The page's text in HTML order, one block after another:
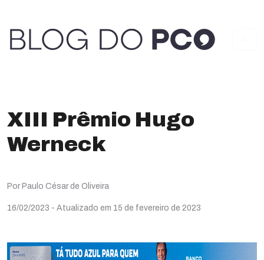
XIII Prêmio Hugo
Werneck
Por Paulo César de Oliveira
16/02/2023 - Atualizado em 15 de fevereiro de 2023